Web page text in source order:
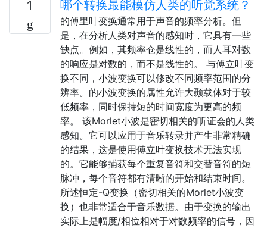
1 哪个转换最能模仿人类的听觉系统？
的傅里叶变换通常用于声音的频率分析。但
是，在分析人类对声音的感知时，它具有一些
缺点。例如，其频率仓是线性的，而人耳对数
的响应是对数的，而不是线性的。 与傅立叶变
换不同，小波变换可以修改不同频率范围的分
辨率。的小波变换的属性允许大颞载体对于较
低频率，同时保持短的时间宽度为更高的频
率。 该Morlet小波是密切相关的听证会的人类
感知。它可以应用于音乐转录并产生非常精确
的结果，这是使用傅立叶变换技术无法实现
的。它能够捕获每个重复音符和交替音符的短
脉冲，每个音符都有清晰的开始和结束时间。
所述恒定-Q变换（密切相关的Morlet小波变
换）也非常适合于音乐数据。由于变换的输出
实际上是幅度/相位相对于对数频率的信号，因